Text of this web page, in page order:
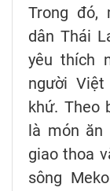
Trong đó,
dân Thái
yêu thích
người
khứ. Theo
là món ăn
giao thoa
sông